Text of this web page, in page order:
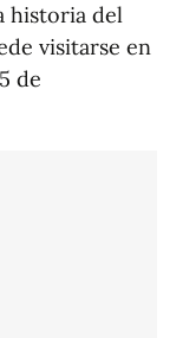
historia del
visitarse en
de